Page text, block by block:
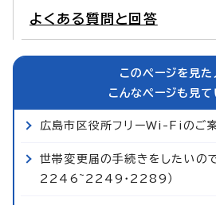
よくある質問と回答
このページを見た
こんなページも見て
広島市区役所フリーWi-Fiのご
世帯変更届の手続きをしたい
2246~2249・2289）